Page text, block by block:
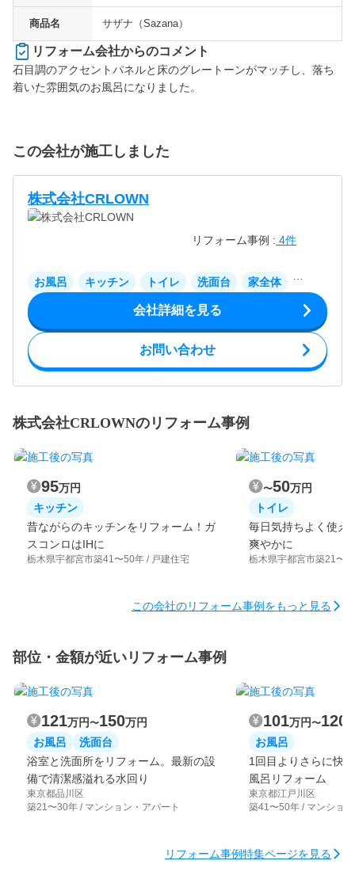
商品名 サザナ（Sazana）
リフォーム会社からのコメント
石目調のアクセントパネルと床のグレートーンがマッチし、落ち
着いた雰囲気のお風呂になりました。
この会社が施工しました
株式会社CRLOWN
リフォーム事例 : 4件
お風呂 キッチン トイレ 洗面台 家全体 リビング
お問い合わせ
会社詳細を見る
株式会社CRLOWNのリフォーム事例
95万円
キッチン
昔ながらのキッチンをリフォーム！ガ
スコンロはIHに
栃木県宇都宮市築41〜50年 / 戸建住宅
〜50万円
トイレ
毎日気持ちよく使え
爽やかに
栃木県宇都宮市築21〜
この会社のリフォーム事例をもっと見る
部位・金額が近いリフォーム事例
121万円〜150万円
お風呂
洗面台
浴室と洗面所をリフォーム。最新の設
備で清潔感溢れる水回り
東京都品川区
築21〜30年 / マンション・アパート
101万円〜120
お風呂
1回目よりさらに快
風呂リフォーム
東京都江戸川区
築41〜50年 / マンショ
リフォーム事例特集ページを見る